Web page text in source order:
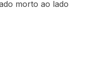
morto ao lado